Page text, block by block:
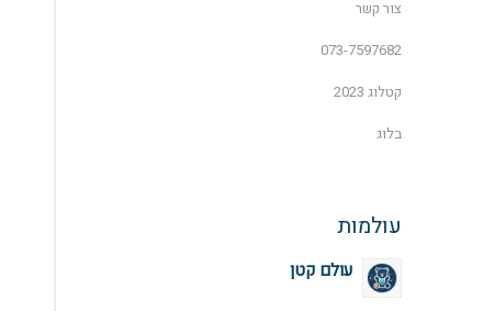
צור קשר
073-7597682
קטלוג 2023
בלוג
עולמות
עולם קטן